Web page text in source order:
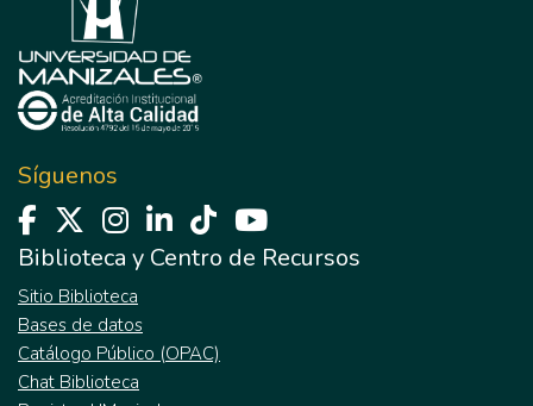
Síguenos
Biblioteca y Centro de Recursos
Sitio Biblioteca
Bases de datos
Catálogo Público (OPAC)
Chat Biblioteca